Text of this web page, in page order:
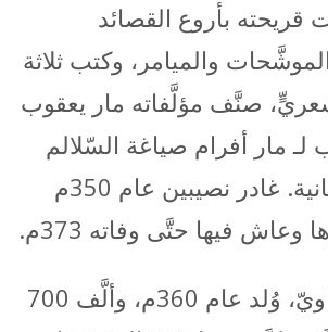
قريحته بأروع القصائد
والميامر، وكتب ثلاثة
صنَّف مؤلَّفاته مار يعقوب
مار أفرام صياغة السّلالم
الموسيقيَّة الثمانية. غادر نصيبين عام 350م
وعاش فيها حتَّى وفاته 373م.
مار رابولا الرَّهاويّ، وُلد عام 360م، وألَّف 700